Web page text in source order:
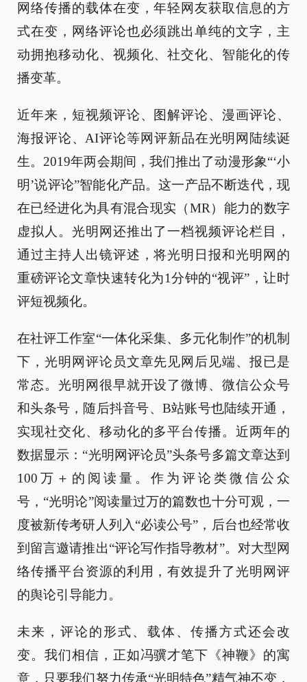
网络传播的载体在变，年轻网友获取信息的方
式在变，网络评论也必须跳出单纯的文字，主
动拥抱移动化、视频化、社交化、智能化的传
播变革。
近年来，短视频评论、图解评论、漫画评论、
海报评论、AI评论等网评新品在光明网陆续诞
生。2019年两会期间，我们推出了动漫形象“‘小
明’说评论”智能化产品。这一产品不断迭代，现
在已经进化为具有混合现实（MR）能力的数字
虚拟人。光明网还推出了一档视频评论栏目，
通过主持人出镜评述，将光明日报和光明网的
重磅评论文章快速转化为1分钟的“视评”，让时
评短视频化。
在社评工作室“一体化采集、多元化制作”的机制
下，光明网评论员文章先见网后见端、报已是
常态。光明网很早就开设了微博、微信公众号
和头条号，随后抖音号、B站账号也陆续开通，
实现社交化、移动化的多平台传播。近两年的
数据显示：“光明网评论员”头条号多篇文章达到
100万＋的阅读量。作为评论类微信公众
号，“光明论”阅读量过万的篇数也十分可观，一
度被新传考研人列入“必读公号”，后台也经常收
到留言邀请推出“评论写作指导教材”。对大型网
络传播平台资源的利用，有效提升了光明网评
的舆论引导能力。
未来，评论的形式、载体、传播方式还会改
变。我们相信，正如冯骥才笔下《神鞭》的寓
意，只要我们努力传承“光明特色”精气神不变，